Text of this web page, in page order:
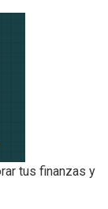
tus finanzas y